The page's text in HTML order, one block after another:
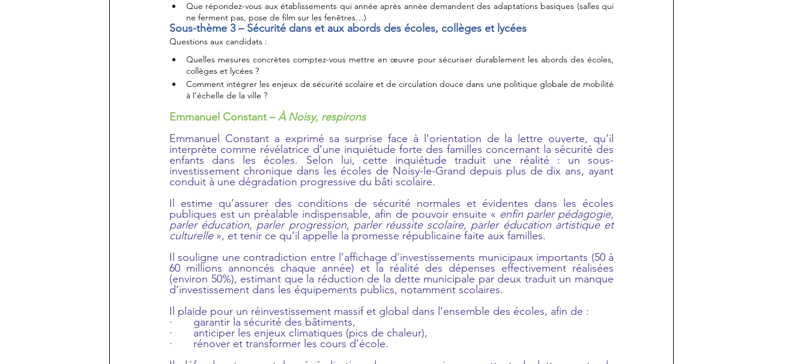
Que répondez-vous aux établissements qui année après année demandent des adaptations basiques (salles qui
ne ferment pas, pose de film sur les fenêtres…)
Sous-thème 3 – Sécurité dans et aux abords des écoles, collèges et lycées
Questions aux candidats :
Quelles mesures concrètes comptez-vous mettre en œuvre pour sécuriser durablement les abords des écoles,
collèges et lycées ?
Comment intégrer les enjeux de sécurité scolaire et de circulation douce dans une politique globale de mobilité
à l’échelle de la ville ?
Emmanuel Constant – À Noisy, respirons
Emmanuel Constant a exprimé sa surprise face à l’orientation de la lettre ouverte, qu’il
interprète comme révélatrice d’une inquiétude forte des familles concernant la sécurité des
enfants dans les écoles. Selon lui, cette inquiétude traduit une réalité : un sous-
investissement chronique dans les écoles de Noisy-le-Grand depuis plus de dix ans, ayant
conduit à une dégradation progressive du bâti scolaire.
Il estime qu’assurer des conditions de sécurité normales et évidentes dans les écoles
publiques est un préalable indispensable, afin de pouvoir ensuite « enfin parler pédagogie,
parler éducation, parler progression, parler réussite scolaire, parler éducation artistique et
culturelle », et tenir ce qu’il appelle la promesse républicaine faite aux familles.
Il souligne une contradiction entre l’affichage d’investissements municipaux importants (50 à
60 millions annoncés chaque année) et la réalité des dépenses effectivement réalisées
(environ 50%), estimant que la réduction de la dette municipale par deux traduit un manque
d’investissement dans les équipements publics, notamment scolaires.
Il plaide pour un réinvestissement massif et global dans l’ensemble des écoles, afin de :
·       garantir la sécurité des bâtiments,
·       anticiper les enjeux climatiques (pics de chaleur),
·       rénover et transformer les cours d’école.